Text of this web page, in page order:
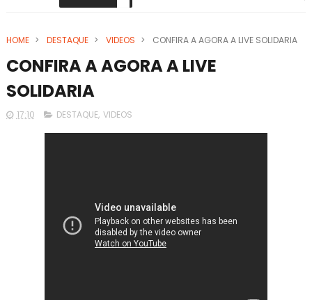
HOME > DESTAQUE > VIDEOS > CONFIRA A AGORA A LIVE SOLIDARIA
CONFIRA A AGORA A LIVE
SOLIDARIA
17:10 DESTAQUE, VIDEOS